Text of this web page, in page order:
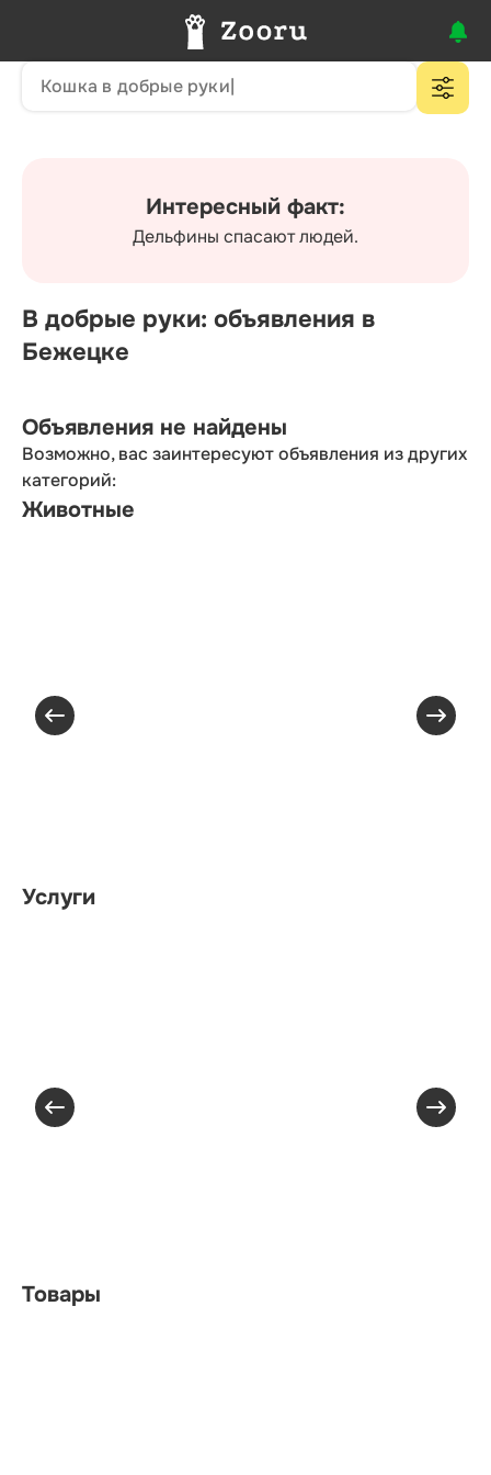
Интересный факт:
Дельфины спасают людей.
В добрые руки: объявления в
Бежецке
Объявления не найдены
Возможно, вас заинтересуют объявления из других
категорий:
Животные
Услуги
Товары